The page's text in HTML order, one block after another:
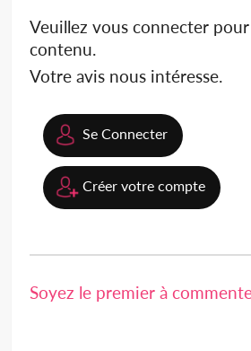
Veuillez vous connecter
contenu.
Votre avis nous intéresse.
Se Connecter
Créer votre compte
Soyez le premier à